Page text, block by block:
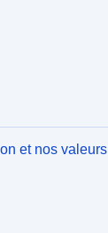
et nos valeurs